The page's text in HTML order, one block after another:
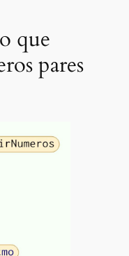
que
pares